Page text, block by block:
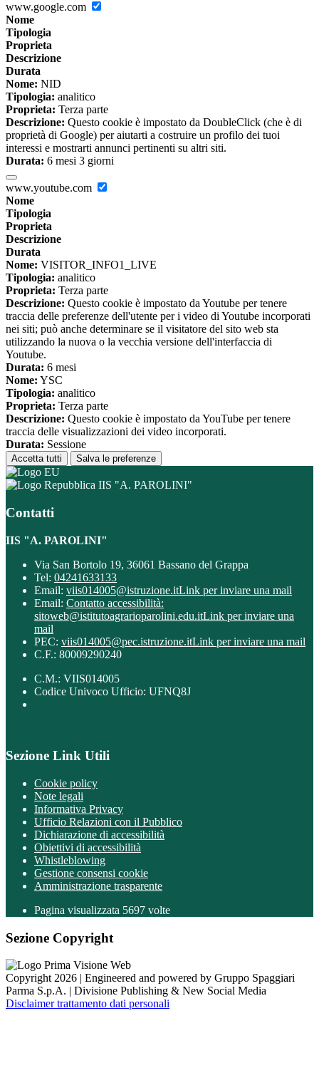
www.google.com
Nome
Tipologia
Proprieta
Descrizione
Durata
Nome: NID
Tipologia: analitico
Proprieta: Terza parte
Descrizione: Questo cookie è impostato da DoubleClick (che è di
proprietà di Google) per aiutarti a costruire un profilo dei tuoi
interessi e mostrarti annunci pertinenti su altri siti.
Durata: 6 mesi 3 giorni
www.youtube.com
Nome
Tipologia
Proprieta
Descrizione
Durata
Nome: VISITOR_INFO1_LIVE
Tipologia: analitico
Proprieta: Terza parte
Descrizione: Questo cookie è impostato da Youtube per tenere
traccia delle preferenze dell'utente per i video di Youtube incorporati
nei siti; può anche determinare se il visitatore del sito web sta
utilizzando la nuova o la vecchia versione dell'interfaccia di
Youtube.
Durata: 6 mesi
Nome: YSC
Tipologia: analitico
Proprieta: Terza parte
Descrizione: Questo cookie è impostato da YouTube per tenere
traccia delle visualizzazioni dei video incorporati.
Durata: Sessione
Accetta tutti Salva le preferenze
IIS "A. PAROLINI"
Contatti
IIS "A. PAROLINI"
Via San Bortolo 19, 36061 Bassano del Grappa
Tel: 04241633133
Email: viis014005@istruzione.itLink per inviare una mail
Email: Contatto accessibilità:
sitoweb@istitutoagrarioparolini.edu.itLink per inviare una
mail
PEC: viis014005@pec.istruzione.itLink per inviare una mail
C.F.: 80009290240
C.M.: VIIS014005
Codice Univoco Ufficio: UFNQ8J
Sezione Link Utili
Cookie policy
Note legali
Informativa Privacy
Ufficio Relazioni con il Pubblico
Dichiarazione di accessibilità
Obiettivi di accessibilità
Whistleblowing
Gestione consensi cookie
Amministrazione trasparente
Pagina visualizzata 5697 volte
Sezione Copyright
Copyright 2026 | Engineered and powered by Gruppo Spaggiari
Parma S.p.A. | Divisione Publishing & New Social Media
Disclaimer trattamento dati personali